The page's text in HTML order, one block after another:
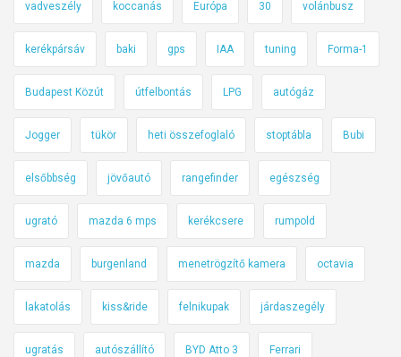
vadveszély koccanás Európa 30 volánbusz
kerékpársáv baki gps IAA tuning Forma-1
Budapest Közút útfelbontás LPG autógáz
Jogger tükör heti összefoglaló stoptábla Bubi
elsőbbség jövőautó rangefinder egészség
ugrató mazda 6 mps kerékcsere rumpold
mazda burgenland menetrögzítő kamera octavia
lakatolás kiss&ride felnikupak járdaszegély
ugratás autószállító BYD Atto 3 Ferrari